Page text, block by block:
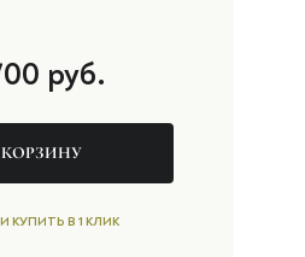
руб.
КОРЗИНУ
КУПИТЬ В 1 КЛИК